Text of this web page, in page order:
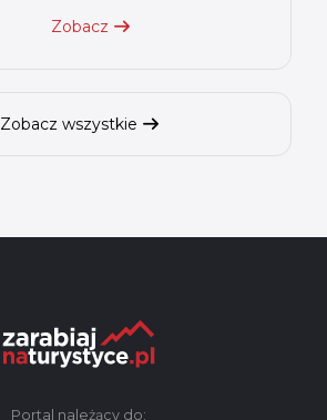
Zobacz
Zobacz wszystkie
Portal należący do: